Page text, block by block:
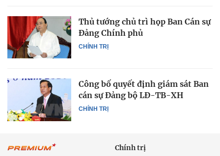
CHÍNH TRỊ
Thủ tướng chủ trì họp Ban Cán sự
Đảng Chính phủ
CHÍNH TRỊ
Công bố quyết định giám sát Ban
cán sự Đảng bộ LĐ-TB-XH
Chính trị